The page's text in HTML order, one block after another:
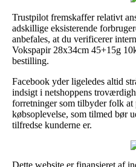
Trustpilot fremskaffer relativt
adskillige eksisterende
anbefales, at du verificerer
Vokspapir 28x34cm 45+15g
bestilling.
Facebook yder ligeledes altid
indsigt i netshoppens
forretninger som tilbyder folk at
købsoplevelse, som tilmed bør
tilfredse kunderne er.
Dette website er finansieret af